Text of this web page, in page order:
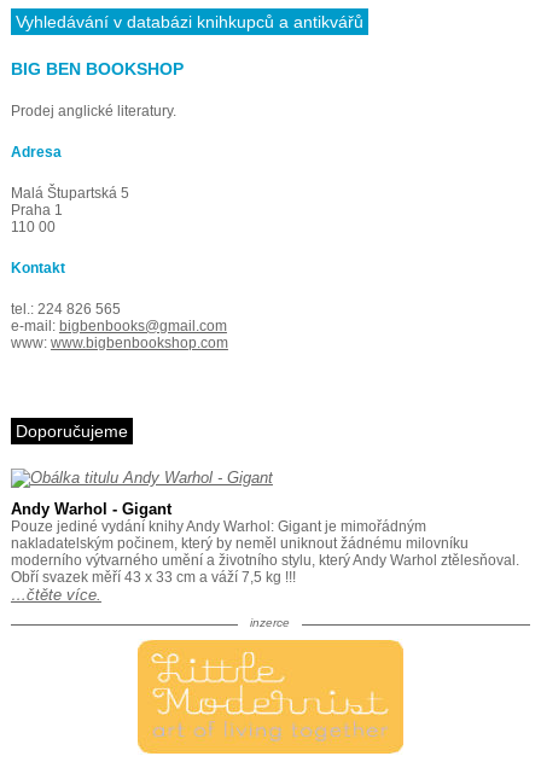
Vyhledávání v databázi knihkupců a antikvářů
BIG BEN BOOKSHOP
Prodej anglické literatury.
Adresa
Malá Štupartská 5
Praha 1
110 00
Kontakt
tel.: 224 826 565
e-mail: bigbenbooks@gmail.com
www: www.bigbenbookshop.com
Doporučujeme
Andy Warhol - Gigant
Pouze jediné vydání knihy Andy Warhol: Gigant je mimořádným
nakladatelským počinem, který by neměl uniknout žádnému milovníku
moderního výtvarného umění a životního stylu, který Andy Warhol ztělesňoval.
Obří svazek měří 43 x 33 cm a váží 7,5 kg !!!
…čtěte více.
inzerce